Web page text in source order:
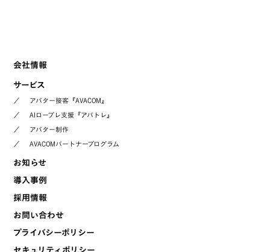
会社情報
サービス
／
アバター接客『AVACOM』
／
AIロープレ支援『アバトレ』
／
アバター制作
／
AVACOMパートナープログラム
お知らせ
導入事例
採用情報
お問い合わせ
プライバシーポリシー